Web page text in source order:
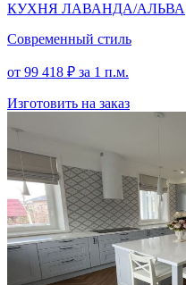
КУХНЯ ЛАВАНДА/АЛЬВА
Современный стиль
от 99 418 ₽ за 1 п.м.
Изготовить на заказ